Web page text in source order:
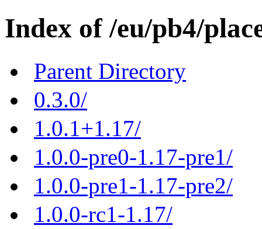
Index of /eu/pb4/
Parent Directory
0.3.0/
1.0.1+1.17/
1.0.0-pre0-1.17-pre1/
1.0.0-pre1-1.17-pre2/
1.0.0-rc1-1.17/